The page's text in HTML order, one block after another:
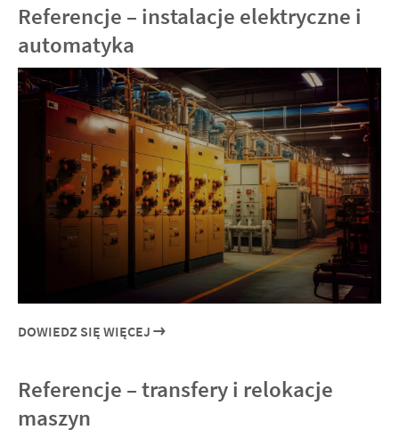
Referencje – instalacje elektryczne i
automatyka
DOWIEDZ SIĘ WIĘCEJ
Referencje – transfery i relokacje
maszyn